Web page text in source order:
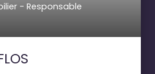
- Responsable